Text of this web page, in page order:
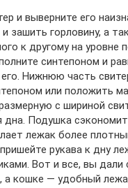
и выверните его
и зашить горловину, а
к другому на уровне
синтепоном и
Нижнюю часть
или положить
с шириной
дна. Подушка
лежак более
рукава к дну
Вот и все, вы дали
а кошке — удобный